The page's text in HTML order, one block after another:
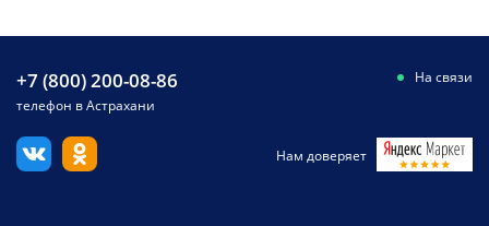
+7 (800) 200-08-86
телефон в Астрахани
На связи
Нам доверяет